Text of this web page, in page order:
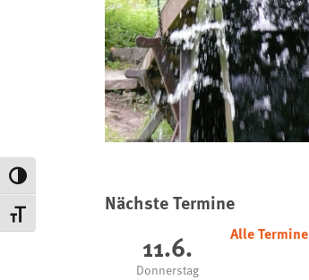
Umschalten auf hohe Kontraste
Schrift vergrößern
Nächste Termine
11.6.
Donnerstag
Alle Termine